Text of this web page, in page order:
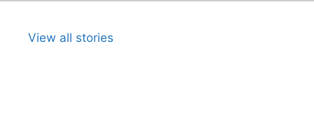
View all stories